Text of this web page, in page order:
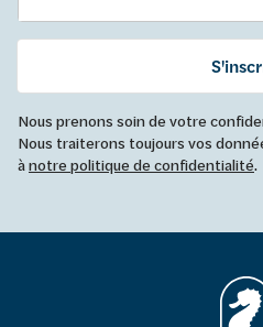
Nous prenons soin de votre
Nous traiterons toujours vos
ànotre politique de confidentialité.